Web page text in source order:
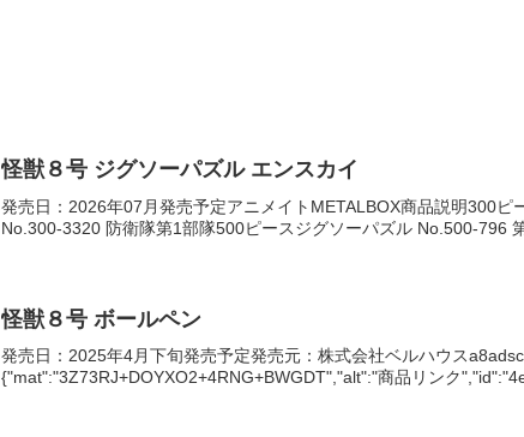
怪獣８号 ジグソーパズル エンスカイ
発売日：2026年07月発売予定アニメイトMETALBOX商品説明300ピ
No.300-3320 防衛隊第1部隊500ピースジグソーパズル No.500-796
怪獣８号 ボールペン
発売日：2025年4月下旬発売予定発売元：株式会社ベルハウス
{"mat":"3Z73RJ+DOYXO2+4RNG+BWGDT","alt":"商品リンク